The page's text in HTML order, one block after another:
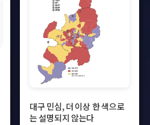
대구 민심, 더 이상 한 색으로
는 설명되지 않는다